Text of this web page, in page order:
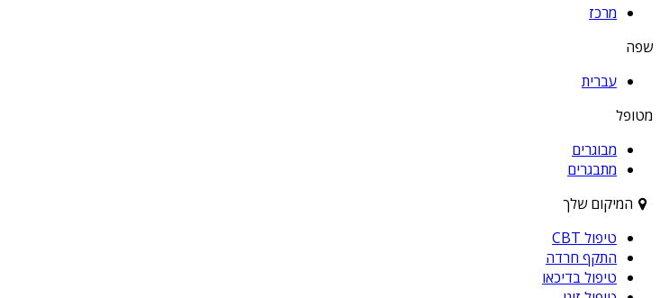
מרכז
שפה
עברית
מטופל
מבוגרים
מתבגרים
המיקום שלך
טיפול CBT
התקף חרדה
טיפול בדיכאו